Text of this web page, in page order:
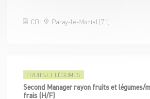
CDI Paray-le-Monial (71)
FRUITS ET LÉGUMES
Second Manager rayon fruits et légumes/
frais (H/F)